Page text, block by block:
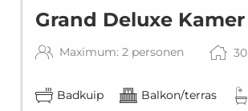
Grand Deluxe Kamer
Maximum: 2 personen 30
Badkuip Balkon/terras